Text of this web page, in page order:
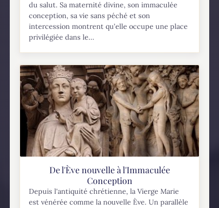
du salut. Sa maternité divine, son immaculée
conception, sa vie sans péché et son
intercession montrent qu’elle occupe une place
privilégiée dans le...
De l'Ève nouvelle à l'Immaculée
Conception
Depuis l'antiquité chrétienne, la Vierge Marie
est vénérée comme la nouvelle Ève. Un parallèle